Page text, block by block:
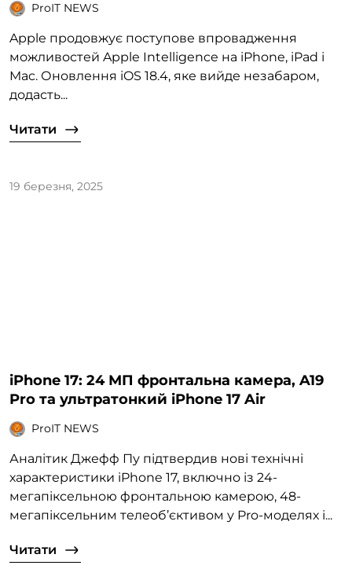
ProIT NEWS
Apple продовжує поступове впровадження
можливостей Apple Intelligence на iPhone, iPad і
Mac. Оновлення iOS 18.4, яке вийде незабаром,
додасть...
Читати
19 березня, 2025
iPhone 17: 24 МП фронтальна камера, A19
Pro та ультратонкий iPhone 17 Air
ProIT NEWS
Аналітик Джефф Пу підтвердив нові технічні
характеристики iPhone 17, включно із 24-
мегапіксельною фронтальною камерою, 48-
мегапіксельним телеоб’єктивом у Pro-моделях і...
Читати